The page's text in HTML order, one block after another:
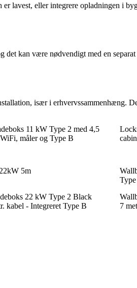
lavest, eller integrere opladningen i
kan være nødvendigt med en
især i erhvervssammenhæng.
11 kW Type 2 med 4,5
måler og Type B
5m
22 kW Type 2 Black
kabel - Integreret Type B
7